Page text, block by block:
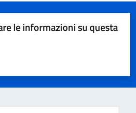
le informazioni su questa
5 stelle su 5
su 5
su 5
5